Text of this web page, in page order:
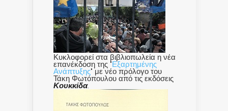
Κυκλοφορεί στα βιβλιοπωλεία η νέα
επανέκδοση της "Εξαρτημένης
Ανάπτυξης" με νέο πρόλογο του
Τάκη Φωτόπουλου από τις εκδόσεις
Κουκκίδα.